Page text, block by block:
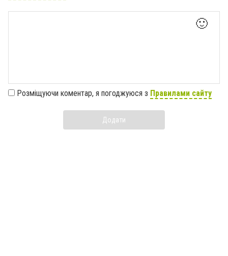
🙂
Розміщуючи коментар, я погоджуюся з Правилами сайту
Додати